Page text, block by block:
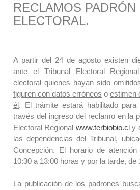
RECLAMOS PADRÓN
ELECTORAL.
A partir del 24 de agosto existen
ante el Tribunal Electoral
electoral quienes hayan sido
figuren con datos erróneos o estimen
él. El trámite estará habilitado
través del ingreso del reclamo en la
Electoral Regional www.terbiobio.cly
las dependencias del Tribunal,
Concepción. El horario de
10:30 a 13:00 horas y por la tarde, de
La publicación de los padrones